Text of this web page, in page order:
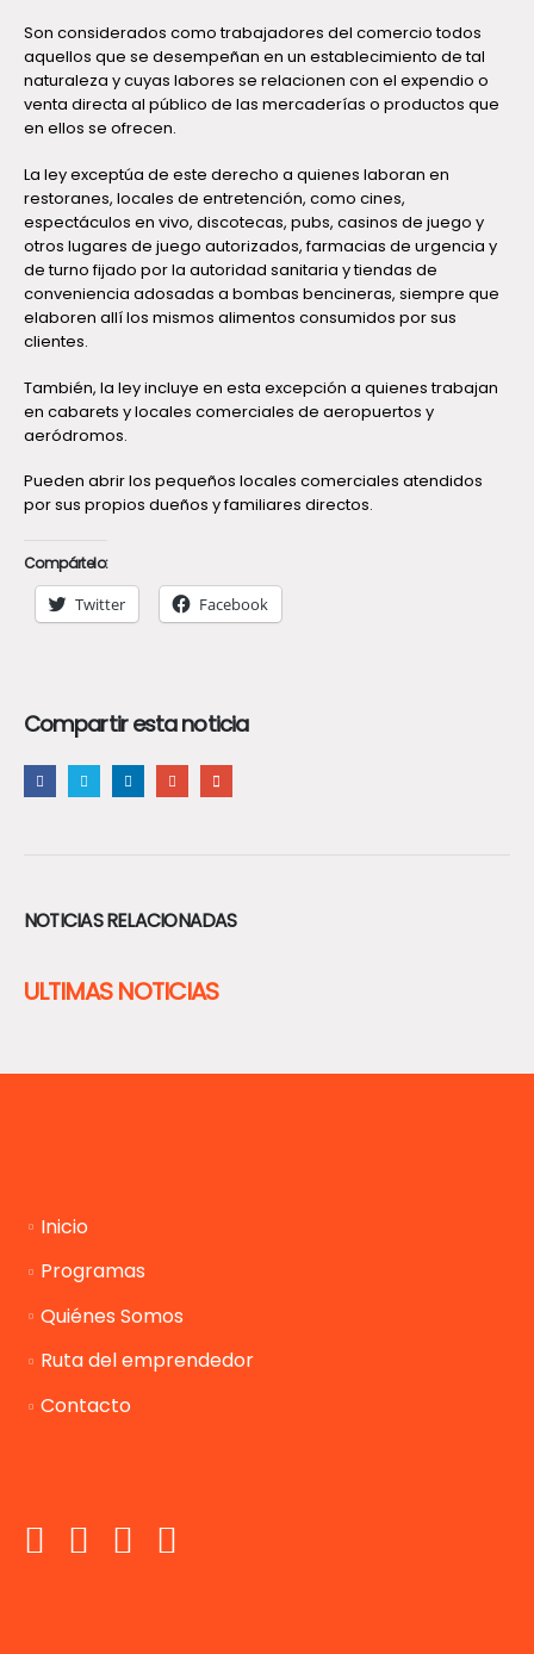
Son considerados como trabajadores del comercio todos
aquellos que se desempeñan en un establecimiento de tal
naturaleza y cuyas labores se relacionen con el expendio o
venta directa al público de las mercaderías o productos que
en ellos se ofrecen.
La ley exceptúa de este derecho a quienes laboran en
restoranes, locales de entretención, como cines,
espectáculos en vivo, discotecas, pubs, casinos de juego y
otros lugares de juego autorizados, farmacias de urgencia y
de turno fijado por la autoridad sanitaria y tiendas de
conveniencia adosadas a bombas bencineras, siempre que
elaboren allí los mismos alimentos consumidos por sus
clientes.
También, la ley incluye en esta excepción a quienes trabajan
en cabarets y locales comerciales de aeropuertos y
aeródromos.
Pueden abrir los pequeños locales comerciales atendidos
por sus propios dueños y familiares directos.
Compártelo:
Twitter Facebook
Compartir esta noticia
NOTICIAS RELACIONADAS
ULTIMAS NOTICIAS
Inicio
Programas
Quiénes Somos
Ruta del emprendedor
Contacto